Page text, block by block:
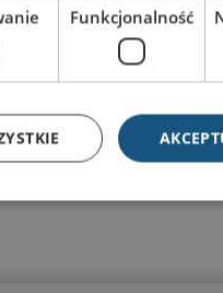
Tablice ścienne
Tablice
Tablice magnetyczne,
suchościeralne
Funkcjonalność